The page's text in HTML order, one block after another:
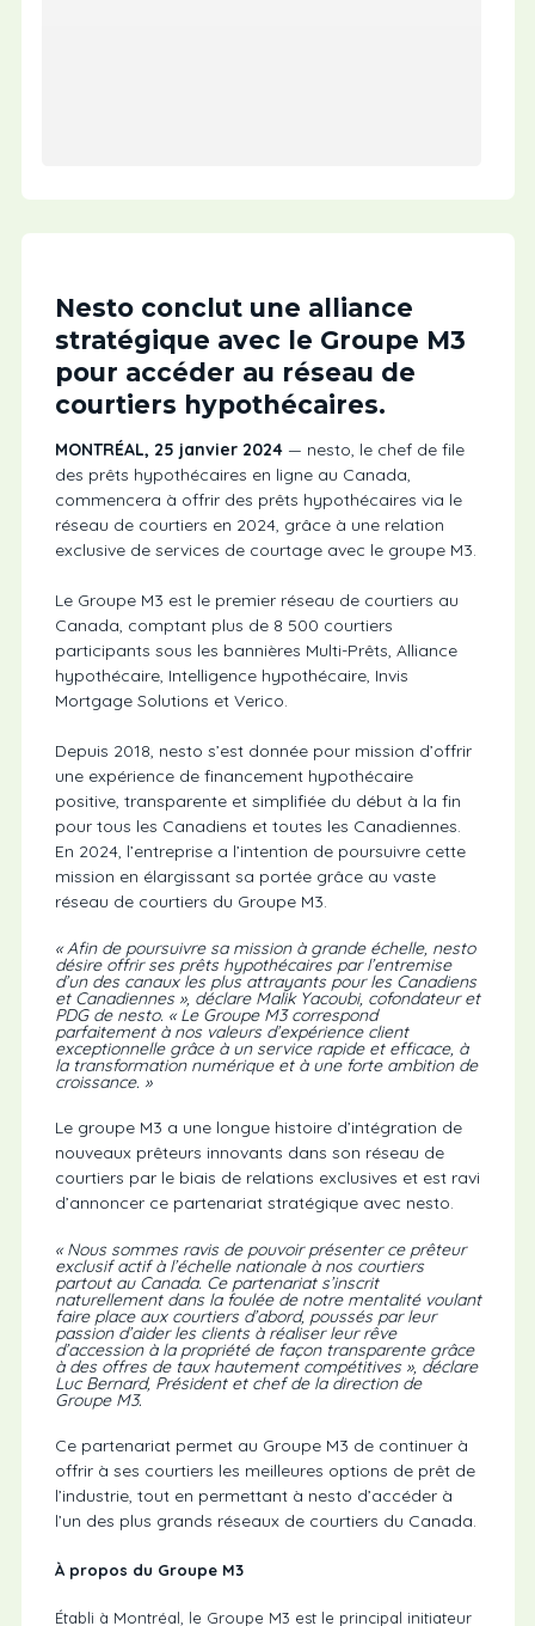
Nesto conclut une alliance
stratégique avec le Groupe M3
pour accéder au réseau de
courtiers hypothécaires.
MONTRÉAL, 25 janvier 2024— nesto, le chef de file
des prêts hypothécaires en ligne au Canada,
commencera à offrir des prêts hypothécaires via le
réseau de courtiers en 2024, grâce à une relation
exclusive de services de courtage avec le groupe M3.
Le Groupe M3 est le premier réseau de courtiers au
Canada, comptant plus de 8 500 courtiers
participants sous les bannières Multi-Prêts, Alliance
hypothécaire, Intelligence hypothécaire, Invis
Mortgage Solutions et Verico.
Depuis 2018, nesto s’est donnée pour mission d’offrir
une expérience de financement hypothécaire
positive, transparente et simplifiée du début à la fin
pour tous les Canadiens et toutes les Canadiennes.
En 2024, l’entreprise a l’intention de poursuivre cette
mission en élargissant sa portée grâce au vaste
réseau de courtiers du Groupe M3.
« Afin de poursuivre sa mission à grande échelle, nesto
désire offrir ses prêts hypothécaires par l’entremise
d’un des canaux les plus attrayants pour les Canadiens
et Canadiennes », déclare Malik Yacoubi, cofondateur et
PDG de nesto. « Le Groupe M3 correspond
parfaitement à nos valeurs d’expérience client
exceptionnelle grâce à un service rapide et efficace, à
la transformation numérique et à une forte ambition de
croissance. »
Le groupe M3 a une longue histoire d’intégration de
nouveaux prêteurs innovants dans son réseau de
courtiers par le biais de relations exclusives et est ravi
d’annoncer ce partenariat stratégique avec nesto.
« Nous sommes ravis de pouvoir présenter ce prêteur
exclusif actif à l’échelle nationale à nos courtiers
partout au Canada. Ce partenariat s’inscrit
naturellement dans la foulée de notre mentalité voulant
faire place aux courtiers d’abord, poussés par leur
passion d’aider les clients à réaliser leur rêve
d’accession à la propriété de façon transparente grâce
à des offres de taux hautement compétitives », déclare
Luc Bernard, Président et chef de la direction de
Groupe M3.
Ce partenariat permet au Groupe M3 de continuer à
offrir à ses courtiers les meilleures options de prêt de
l’industrie, tout en permettant à nesto d’accéder à
l’un des plus grands réseaux de courtiers du Canada.
À propos du Groupe M3
Établi à Montréal, le Groupe M3 est le principal initiateur